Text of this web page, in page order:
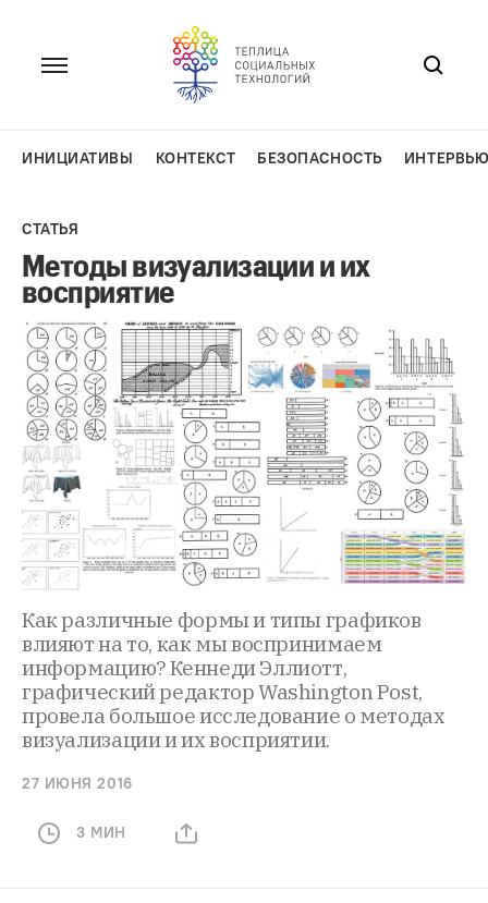
ИНИЦИАТИВЫ КОНТЕКСТ БЕЗОПАСНОСТЬ
СТАТЬЯ
Методы визуализации и их
восприятие
Как различные формы и типы графиков
влияют на то, как мы воспринимаем
информацию? Кеннеди Эллиотт,
графический редактор Washington Post,
провела большое исследование о методах
визуализации и их восприятии.
27 ИЮНЯ 2016
3 МИН